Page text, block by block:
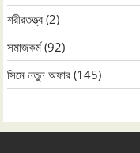
শরীরতত্ত্ব (2)
সমাজকর্ম(92)
সিমে নতুন ‍অফার (145)